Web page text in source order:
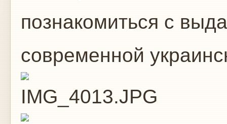
познакомиться с
современной